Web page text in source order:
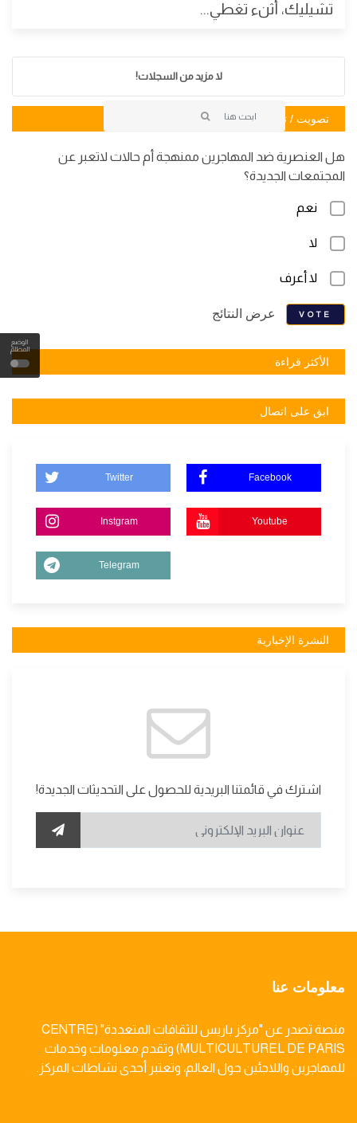
الوضع
المظلم
تشيليك، أثنء تغطي...
لا مزيد من السجلات!
تصويت / تصويت
هل العنصرية ضد المهاجرين ممنهجة أم حالات لاتعبر عن
المجتمعات الجديدة؟
نعم
لا
لا أعرف
VOTE عرض النتائج
الأكثر قراءة
ابق على اتصال
Twitter Facebook
Instgram Youtube
Telegram
النشرة الإخبارية
اشترك في قائمتنا البريدية للحصول على التحديثات الجديدة!
معلومات عنا
منصة تصدر عن "مركز باريس للثقافات المتعددة" (CENTRE
MULTICULTUREL DE PARIS) وتقدم معلومات وخدمات
للمهاجرين واللاجئين حول العالم، وتعتبر أحدى نشاطات المركز.